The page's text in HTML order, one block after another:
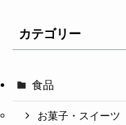
カテゴリー
食品
お菓子・スイーツ